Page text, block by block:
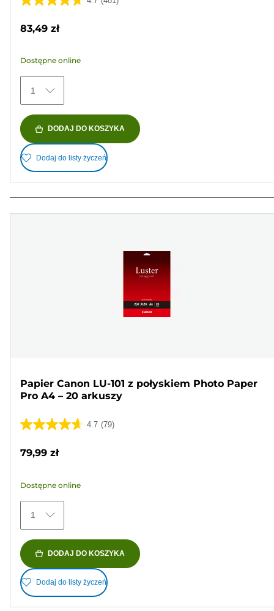
4.7
5
481
Recenzji
83,49 zł
Dostępne online
1
DODAJ DO KOSZYKA
Dodaj do listy życzeń
Papier Canon LU-101 z połyskiem Photo Paper
Pro A4 – 20 arkuszy
4.7 (79)
4.7
79
Recenzji
79,99 zł
Dostępne online
1
DODAJ DO KOSZYKA
Dodaj do listy życzeń